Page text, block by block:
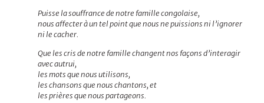
Puisse la souffrance de notre famille congolaise,
nous affecter à un tel point que nous ne puissions ni l’ignorer
ni le cacher.
Que les cris de notre famille changent nos façons d’interagir
avec autrui,
les mots que nous utilisons,
les chansons que nous chantons, et
les prières que nous partageons.